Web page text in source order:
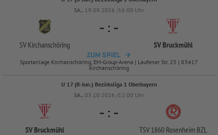
SA.. 19.09.2026 /16:00 Uhr
SV Kirchanschöring
- : -
SV Bruckmühl
ZUM SPIEL
Sportanlage Kirchanschöring, EM-Group-Arena | Laufener Str. 25 | 83417
Kirchanschöring
U 17 (B-Jun.) Bezirksliga 1 Oberbayern
SA.. 03.10.2026 /12:00 Uhr
SV Bruckmühl
- : -
TSV 1860 Rosenheim BZL